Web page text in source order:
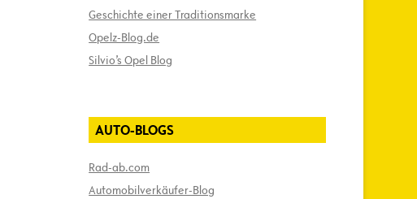
Geschichte einer Traditionsmarke
Opelz-Blog.de
Silvio’s Opel Blog
AUTO-BLOGS
Rad-ab.com
Automobilverkäufer-Blog